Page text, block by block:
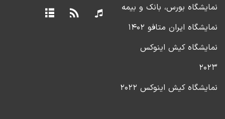
نمایشگاه بورس، بانک و بیمه
نمایشگاه ایران متافو ۱۴۰۲
نمایشگاه کیش اینوکس
۲۰۲۳
نمایشگاه کیش اینوکس ۲۰۲۲